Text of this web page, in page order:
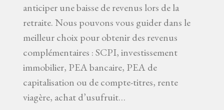
anticiper une baisse de revenus lors de la
retraite. Nous pouvons vous guider dans le
meilleur choix pour obtenir des revenus
complémentaires : SCPI, investissement
immobilier, PEA bancaire, PEA de
capitalisation ou de compte-titres, rente
viagère, achat d’usufruit…